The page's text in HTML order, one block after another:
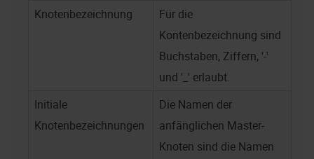
Knotenbezeichnung
Für die
Kontenbezeichnung sind
Buchstaben, Ziffern, '-'
und '_' erlaubt.
Initiale
Knotenbezeichnungen
Die Namen der
anfänglichen Master-
Knoten sind die Namen